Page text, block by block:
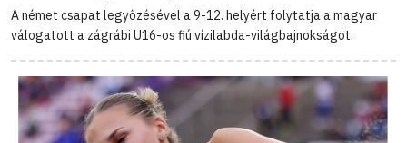
A német csapat legyőzésével a 9-12. helyért folytatja a magyar
válogatott a zágrábi U16-os fiú vízilabda-világbajnokságot.